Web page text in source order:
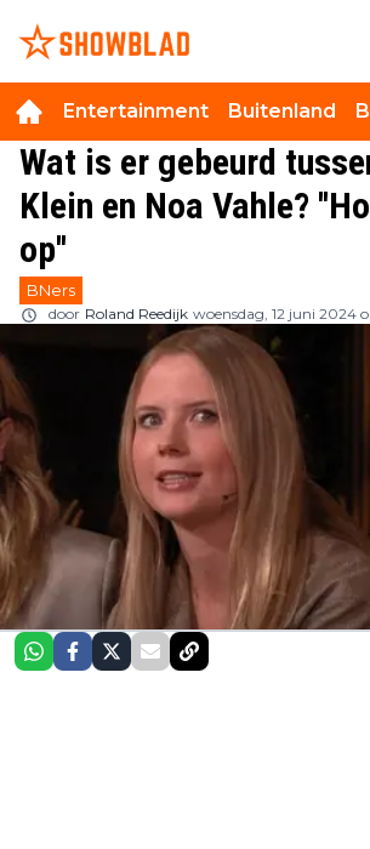
Entertainment Buitenland
Wat is er gebeurd
Klein en Noa Vahle?
op''
BNers
door Roland Reedijk woensdag, 12 juni 2024